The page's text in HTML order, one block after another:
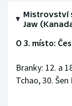
Rychlobruslení
Sportovní
Mistrovství
Jaw
O 3. místo:
Branky: 12. a
Tchao, 30. Šen